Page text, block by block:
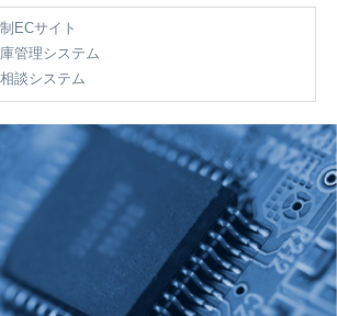
ECサイト
管理システム
談システム